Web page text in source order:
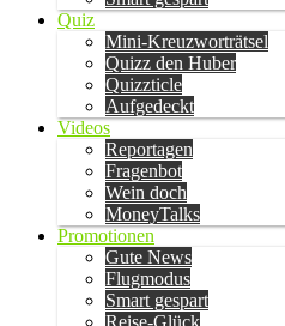
Quiz
Mini-Kreuzworträtsel
Quizz den Huber
Quizzticle
Aufgedeckt
Videos
Reportagen
Fragenbot
Wein doch
MoneyTalks
Promotionen
Gute News
Flugmodus
Smart gespart
Reise-Glück